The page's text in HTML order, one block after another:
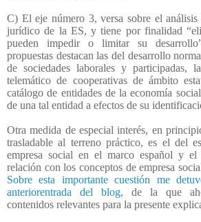
C) El eje número 3, versa sobre el
jurídico de la ES, y tiene por finalidad
pueden impedir o limitar su
propuestas destacan las del desarrollo
de sociedades laborales y participadas,
telemático de cooperativas de ámbito
catálogo de entidades de la economía
de una tal entidad a efectos de su
Otra medida de especial interés, en
trasladable al terreno práctico, es el del
empresa social en el marco español y
relación con los conceptos de empresa
Sobre esta importante cuestión me
anteriorentrada del blog, de la que
contenidos relevantes para la presente